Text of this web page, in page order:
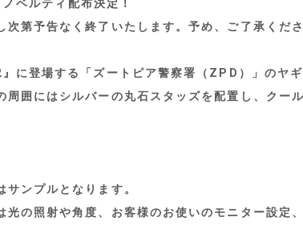
ベルティ配布決定！
次第予告なく終了いたします。予め、ご了承くださ
』に登場する「ズートピア警察署（ZPD）」のヤ
周囲にはシルバーの丸石スタッズを配置し、クー
サンプルとなります。
光の照射や角度、お客様のお使いのモニター設定